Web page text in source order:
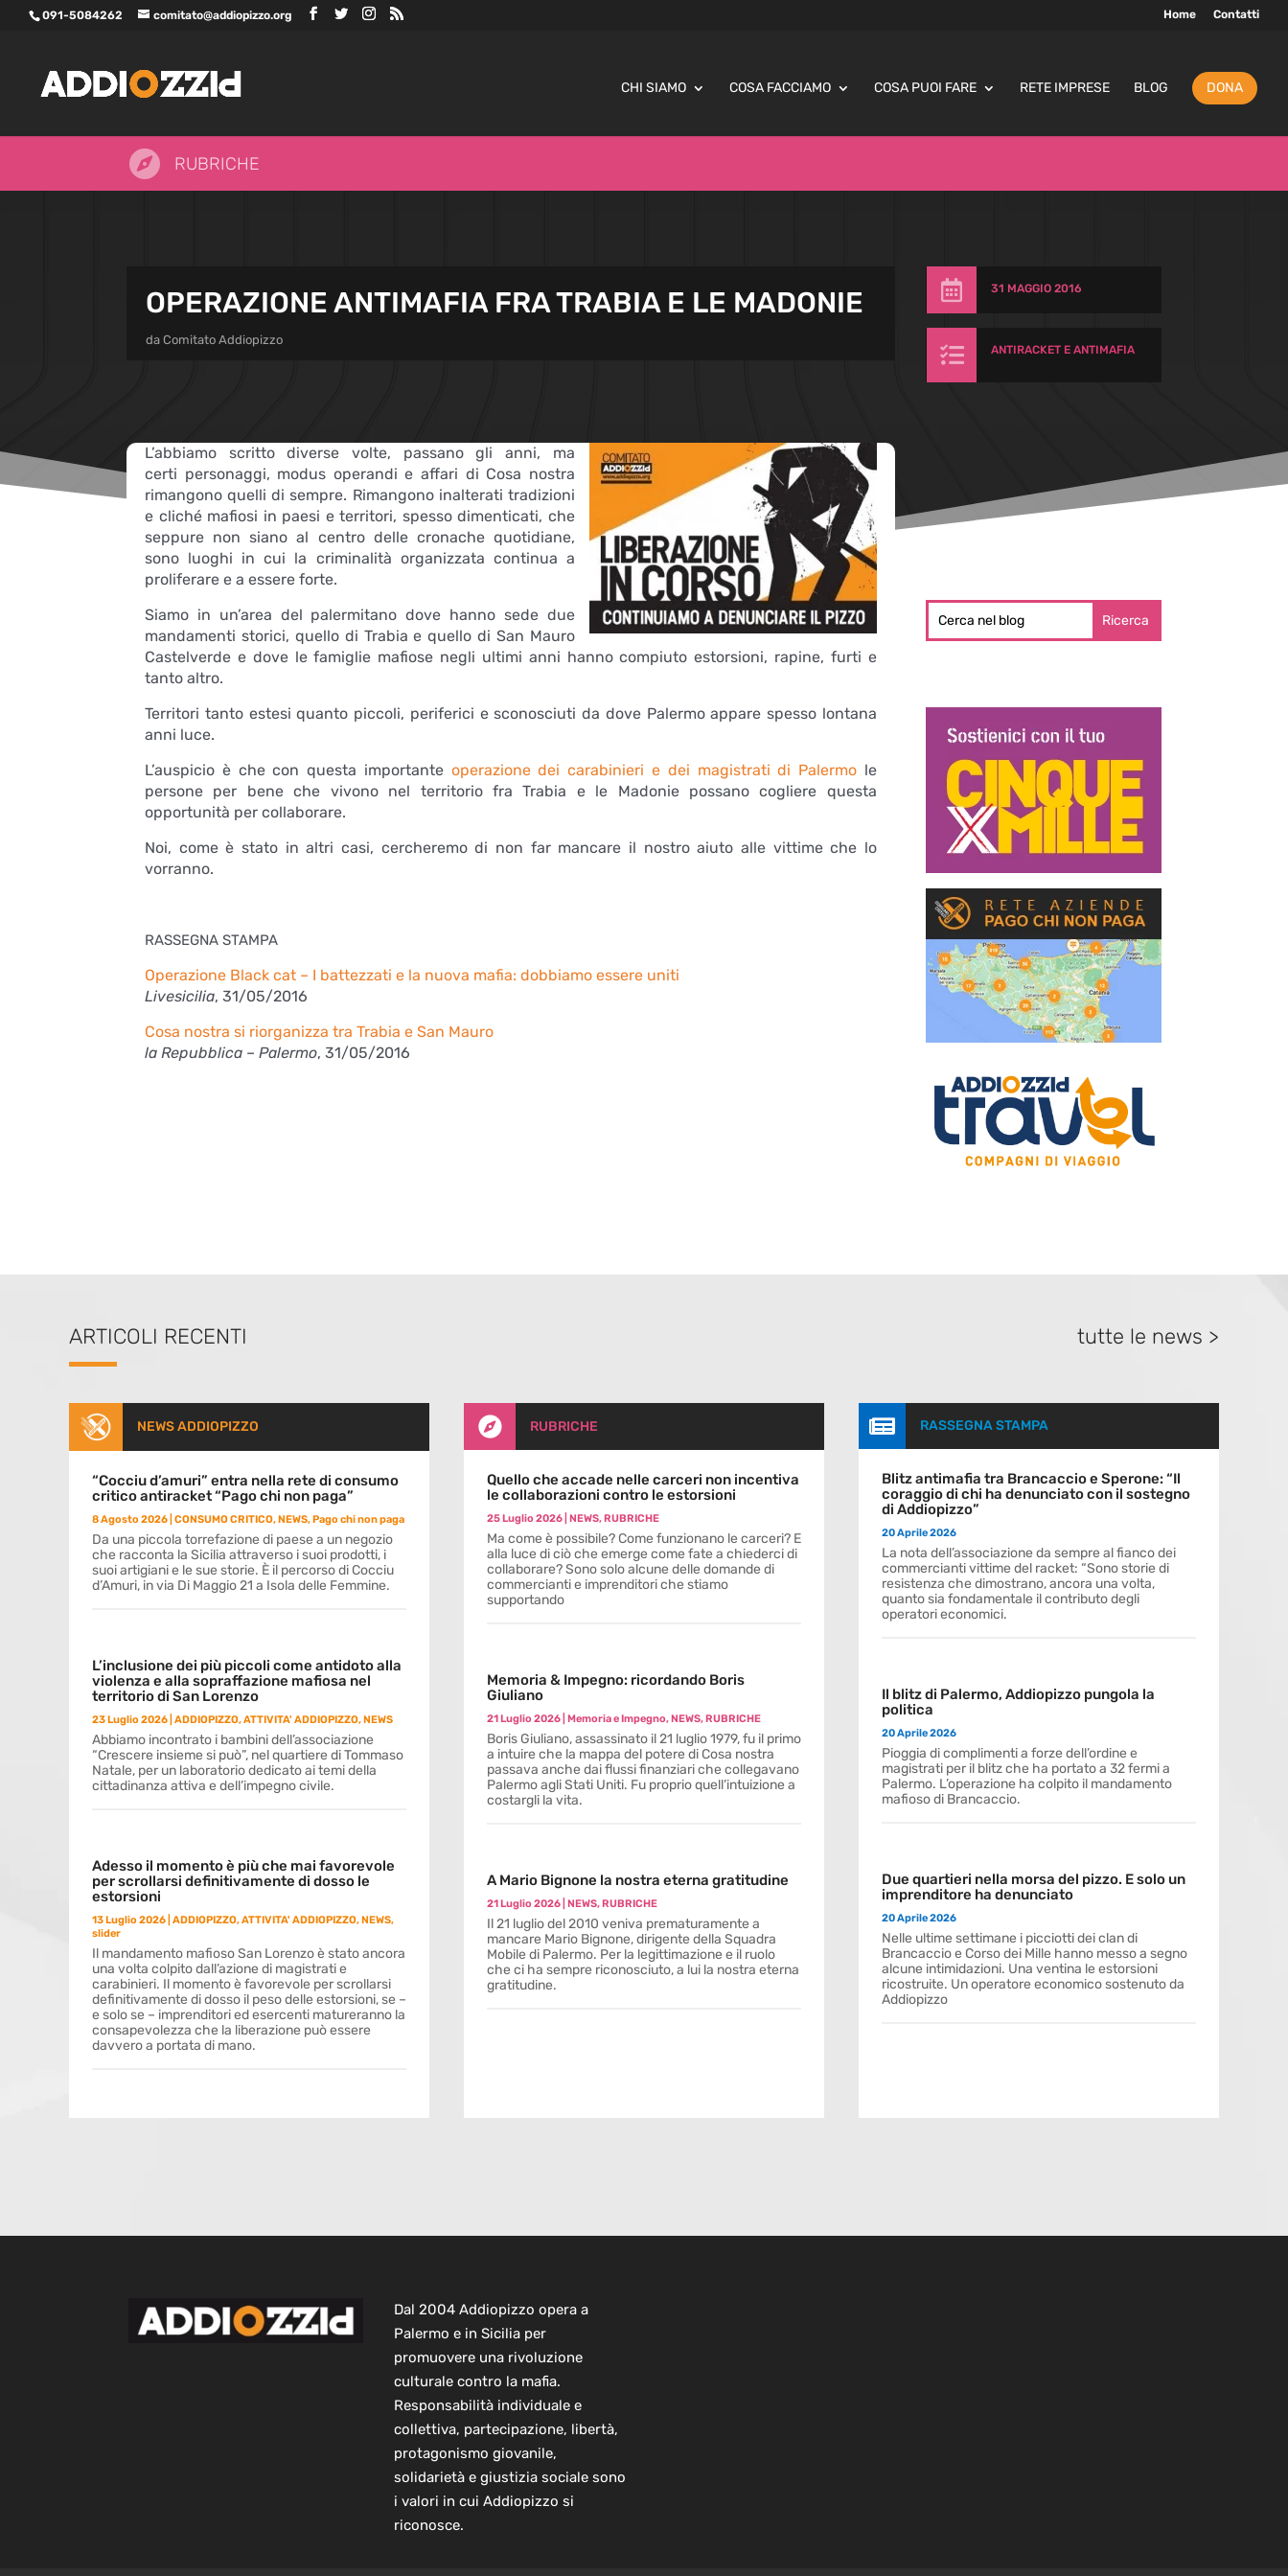
091-5084262 comitato@addiopizzo.org Home Contatti
CHI SIAMO COSA FACCIAMO COSA PUOI FARE RETE IMPRESE BLOG DONA
 RUBRICHE
OPERAZIONE ANTIMAFIA FRA TRABIA E LE MADONIE
da Comitato Addiopizzo
 31 MAGGIO 2016
 ANTIRACKET E ANTIMAFIA
L’abbiamo scritto diverse volte, passano gli anni, ma
certi personaggi, modus operandi e affari di Cosa nostra
rimangono quelli di sempre. Rimangono inalterati tradizioni
e cliché mafiosi in paesi e territori, spesso dimenticati, che
seppure non siano al centro delle cronache quotidiane,
sono luoghi in cui la criminalità organizzata continua a
proliferare e a essere forte.
Siamo in un’area del palermitano dove hanno sede due
mandamenti storici, quello di Trabia e quello di San Mauro
Castelverde e dove le famiglie mafiose negli ultimi anni hanno compiuto estorsioni, rapine, furti e
tanto altro.
Territori tanto estesi quanto piccoli, periferici e sconosciuti da dove Palermo appare spesso lontana
anni luce.
L’auspicio è che con questa importante operazione dei carabinieri e dei magistrati di Palermo le
persone per bene che vivono nel territorio fra Trabia e le Madonie possano cogliere questa
opportunità per collaborare.
Noi, come è stato in altri casi, cercheremo di non far mancare il nostro aiuto alle vittime che lo
vorranno.
RASSEGNA STAMPA
Operazione Black cat – I battezzati e la nuova mafia: dobbiamo essere uniti
Livesicilia, 31/05/2016
Cosa nostra si riorganizza tra Trabia e San Mauro
la Repubblica – Palermo, 31/05/2016
ARTICOLI RECENTI tutte le news >
NEWS ADDIOPIZZO
“Cocciu d’amuri” entra nella rete di consumo
critico antiracket “Pago chi non paga”
8 Agosto 2026 CONSUMO CRITICO,NEWS,Pago chi non paga
Da una piccola torrefazione di paese a un negozio
che racconta la Sicilia attraverso i suoi prodotti, i
suoi artigiani e le sue storie. È il percorso di Cocciu
d’Amuri, in via Di Maggio 21 a Isola delle Femmine.
L’inclusione dei più piccoli come antidoto alla
violenza e alla sopraffazione mafiosa nel
territorio di San Lorenzo
23 Luglio 2026 ADDIOPIZZO,ATTIVITA' ADDIOPIZZO,NEWS
Abbiamo incontrato i bambini dell’associazione
“Crescere insieme si può”, nel quartiere di Tommaso
Natale, per un laboratorio dedicato ai temi della
cittadinanza attiva e dell’impegno civile.
Adesso il momento è più che mai favorevole
per scrollarsi definitivamente di dosso le
estorsioni
13 Luglio 2026 ADDIOPIZZO,ATTIVITA' ADDIOPIZZO,NEWS,
slider
Il mandamento mafioso San Lorenzo è stato ancora
una volta colpito dall’azione di magistrati e
carabinieri. Il momento è favorevole per scrollarsi
definitivamente di dosso il peso delle estorsioni, se –
e solo se – imprenditori ed esercenti matureranno la
consapevolezza che la liberazione può essere
davvero a portata di mano.
 RUBRICHE
Quello che accade nelle carceri non incentiva
le collaborazioni contro le estorsioni
25 Luglio 2026| NEWS,RUBRICHE
Ma come è possibile? Come funzionano le carceri? E
alla luce di ciò che emerge come fate a chiederci di
collaborare? Sono solo alcune delle domande di
commercianti e imprenditori che stiamo
supportando
Memoria & Impegno: ricordando Boris
Giuliano
21 Luglio 2026| Memoria e Impegno,NEWS,RUBRICHE
Boris Giuliano, assassinato il 21 luglio 1979, fu il primo
a intuire che la mappa del potere di Cosa nostra
passava anche dai flussi finanziari che collegavano
Palermo agli Stati Uniti. Fu proprio quell’intuizione a
costargli la vita.
A Mario Bignone la nostra eterna gratitudine
21 Luglio 2026| NEWS,RUBRICHE
Il 21 luglio del 2010 veniva prematuramente a
mancare Mario Bignone, dirigente della Squadra
Mobile di Palermo. Per la legittimazione e il ruolo
che ci ha sempre riconosciuto, a lui la nostra eterna
gratitudine.
 RASSEGNA STAMPA
Blitz antimafia tra Brancaccio e Sperone: “Il
coraggio di chi ha denunciato con il sostegno
di Addiopizzo”
20 Aprile 2026
La nota dell’associazione da sempre al fianco dei
commercianti vittime del racket: “Sono storie di
resistenza che dimostrano, ancora una volta,
quanto sia fondamentale il contributo degli
operatori economici.
Il blitz di Palermo, Addiopizzo pungola la
politica
20 Aprile 2026
Pioggia di complimenti a forze dell’ordine e
magistrati per il blitz che ha portato a 32 fermi a
Palermo. L’operazione ha colpito il mandamento
mafioso di Brancaccio.
Due quartieri nella morsa del pizzo. E solo un
imprenditore ha denunciato
20 Aprile 2026
Nelle ultime settimane i picciotti dei clan di
Brancaccio e Corso dei Mille hanno messo a segno
alcune intimidazioni. Una ventina le estorsioni
ricostruite. Un operatore economico sostenuto da
Addiopizzo
Dal 2004 Addiopizzo opera a
Palermo e in Sicilia per
promuovere una rivoluzione
culturale contro la mafia.
Responsabilità individuale e
collettiva, partecipazione, libertà,
protagonismo giovanile,
solidarietà e giustizia sociale sono
i valori in cui Addiopizzo si
riconosce.